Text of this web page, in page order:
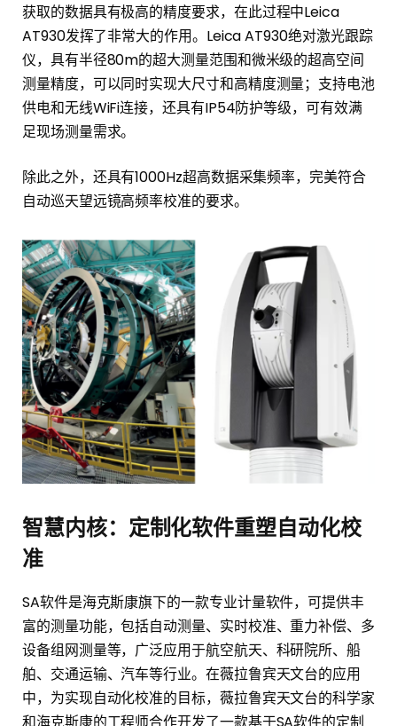
获取的数据具有极高的精度要求，在此过程中Leica
AT930发挥了非常大的作用。Leica AT930绝对激光跟踪
仪，具有半径80m的超大测量范围和微米级的超高空间
测量精度，可以同时实现大尺寸和高精度测量；支持电池
供电和无线WiFi连接，还具有IP54防护等级，可有效满
足现场测量需求。
除此之外，还具有1000Hz超高数据采集频率，完美符合
自动巡天望远镜高频率校准的要求。
智慧内核：定制化软件重塑自动化校
准
SA软件是海克斯康旗下的一款专业计量软件，可提供丰
富的测量功能，包括自动测量、实时校准、重力补偿、多
设备组网测量等，广泛应用于航空航天、科研院所、船
舶、交通运输、汽车等行业。在薇拉鲁宾天文台的应用
中，为实现自动化校准的目标，薇拉鲁宾天文台的科学家